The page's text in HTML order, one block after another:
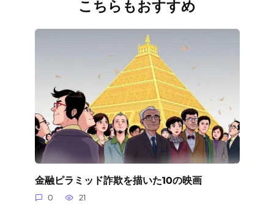
こちらもおすすめ
金融ピラミッド詐欺を描いた10の映画
0 21